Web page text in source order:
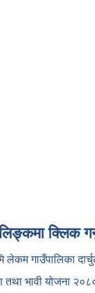
क्लिक
लेकम गाउँपालिका
तथा भावी योजना